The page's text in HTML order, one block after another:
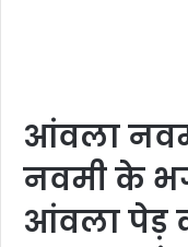
आंवला
नवमी के
आंवला पेड़